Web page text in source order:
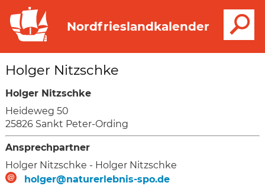
Nordfrieslandkalender
Holger Nitzschke
Holger Nitzschke
Heideweg 50
25826 Sankt Peter-Ording
Ansprechpartner
Holger Nitzschke - Holger Nitzschke
holger@naturerlebnis-spo.de